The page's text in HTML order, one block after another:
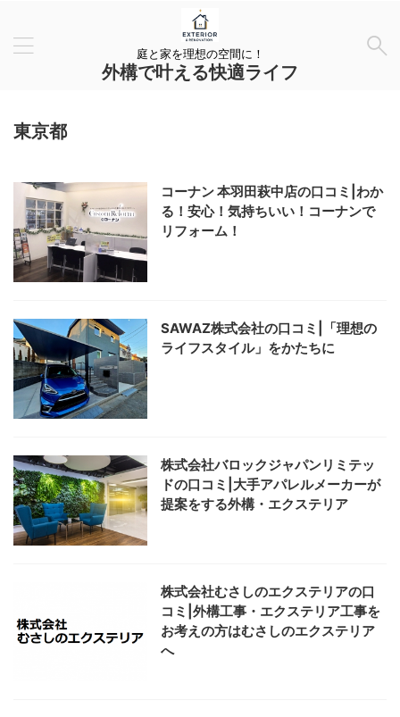
庭と家を理想の空間に！
外構で叶える快適ライフ
東京都
コーナン 本羽田萩中店の口コミ|わか
る！安心！気持ちいい！コーナンで
リフォーム！
SAWAZ株式会社の口コミ|「理想の
ライフスタイル」をかたちに
株式会社バロックジャパンリミテッ
ドの口コミ|大手アパレルメーカーが
提案をする外構・エクステリア
株式会社むさしのエクステリアの口
コミ|外構工事・エクステリア工事を
お考えの方はむさしのエクステリア
へ